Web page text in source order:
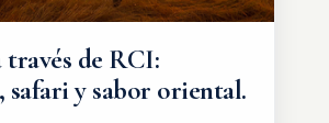
de RCI:
safari y sabor oriental.